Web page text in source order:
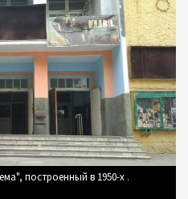
построенный в 1950-х .